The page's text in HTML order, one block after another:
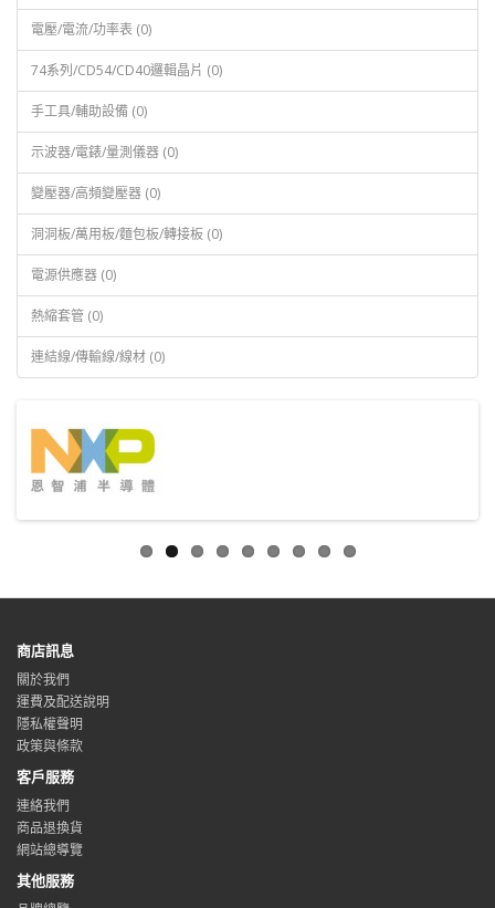
電壓/電流/功率表 (0)
74系列/CD54/CD40邏輯晶片 (0)
手工具/輔助設備 (0)
示波器/電錶/量測儀器 (0)
變壓器/高頻變壓器 (0)
洞洞板/萬用板/麵包板/轉接板 (0)
電源供應器 (0)
熱縮套管 (0)
連結線/傳輸線/線材 (0)
商店訊息
關於我們
運費及配送說明
隱私權聲明
政策與條款
客戶服務
連絡我們
商品退換貨
網站總導覽
其他服務